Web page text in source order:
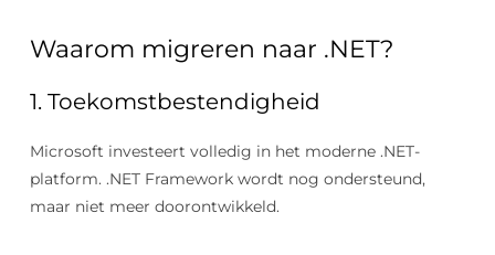
Waarom migreren naar .NET?
1. Toekomstbestendigheid
Microsoft investeert volledig in het moderne .NET-
platform. .NET Framework wordt nog ondersteund,
maar niet meer doorontwikkeld.